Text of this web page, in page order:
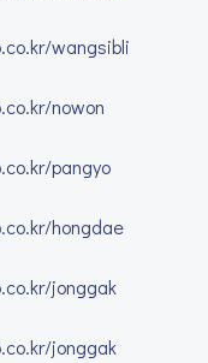
wangsibli
nowon
pangyo
hongdae
jonggak
jonggak